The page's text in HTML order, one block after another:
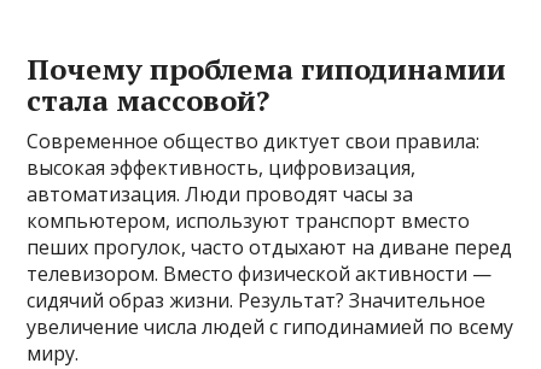
Почему проблема гиподинамии
стала массовой?
Современное общество диктует свои правила:
высокая эффективность, цифровизация,
автоматизация. Люди проводят часы за
компьютером, используют транспорт вместо
пеших прогулок, часто отдыхают на диване перед
телевизором. Вместо физической активности —
сидячий образ жизни. Результат? Значительное
увеличение числа людей с гиподинамией по всему
миру.